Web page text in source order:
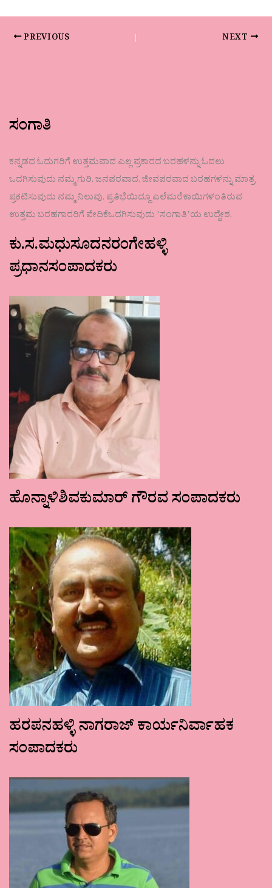
PREVIOUS NEXT
ಸಂಗಾತಿ
ಕನ್ನಡದ ಓದುಗರಿಗೆ ಉತ್ತಮವಾದ ಎಲ್ಲ ಪ್ರಕಾರದ ಬರಹಳನ್ನು ಓದಲು
ಒದಗಿಸುವುದು ನಮ್ಮ ಗುರಿ. ಜನಪರವಾದ, ಜೀವಪರವಾದ ಬರಹಗಳನ್ನು ಮಾತ್ರ
ಪ್ರಕಟಿಸುವುದು ನಮ್ಮ ನಿಲುವು. ಪ್ರತಿಭೆಯಿದ್ದೂ ಎಲೆಮರೆಕಾಯಿಗಳಂತಿರುವ
ಉತ್ತಮ ಬರಹಗಾರರಿಗೆ ವೇದಿಕೆಒದಗಿಸುವುದು ʼಸಂಗಾತಿʼಯ ಉದ್ದೇಶ.
ಕು.ಸ.ಮಧುಸೂದನರಂಗೇಹಳ್ಳಿ
ಪ್ರಧಾನಸಂಪಾದಕರು
ಹೊನ್ನಾಳಿಶಿವಕುಮಾರ್ ಗೌರವ ಸಂಪಾದಕರು
ಹರಪನಹಳ್ಳಿ ನಾಗರಾಜ್ ಕಾರ್ಯನಿರ್ವಾಹಕ
ಸಂಪಾದಕರು